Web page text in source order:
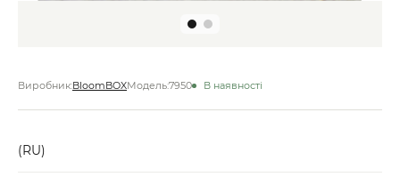
Виробник:BloomBOXМодель:7950 В наявності
(RU)